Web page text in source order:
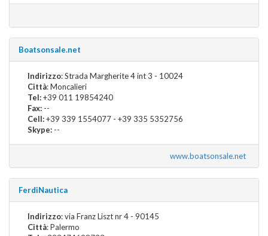
Boatsonsale.net
Indirizzo: Strada Margherite 4 int 3 - 10024
Città: Moncalieri
Tel:+39 011 19854240
Fax: --
Cell:+39 339 1554077 - +39 335 5352756
Skype: --
www.boatsonsale.net
FerdiNautica
Indirizzo: via Franz Liszt nr 4 - 90145
Città: Palermo